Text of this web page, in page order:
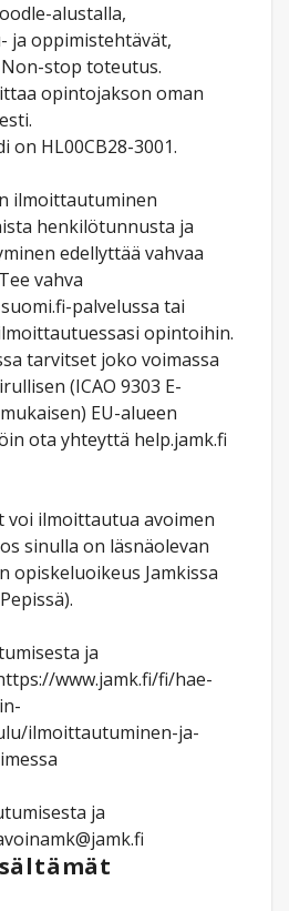
alustalla,
ja oppimistehtävät,
stop toteutus.
opintojakson oman
on HL00CB28-3001.
ilmoittautuminen
henkilötunnusta ja
edellyttää vahvaa
vahva
palvelussa tai
opintoihin.
tarvitset joko voimassa
(ICAO 9303 E-
EU-alueen
ota yhteyttä help.jamk.fi
voi ilmoittautua avoimen
sinulla on läsnäolevan
Jamkissa
ja
www.jamk.fi/fi/hae-
ilmoittautuminen-ja-
ja